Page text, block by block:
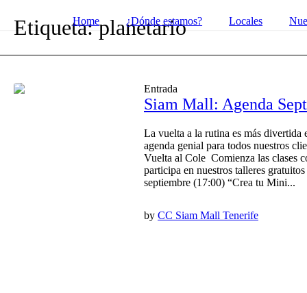
Home ¿Dónde estamos? Locales
Etiqueta:planetario
Entrada
Siam Mall: Agenda
La vuelta a la rutina es más
agenda genial para todos nuestros
Vuelta al Cole Comienza las clases
participa en nuestros talleres
septiembre (17:00) “Crea tu Mini...
by CC Siam Mall Tenerife